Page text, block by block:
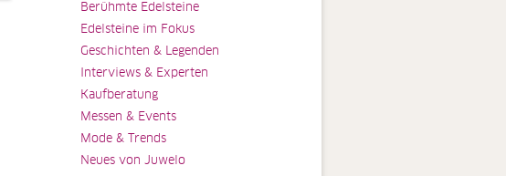
Berühmte Edelsteine
Edelsteine im Fokus
Geschichten & Legenden
Interviews & Experten
Kaufberatung
Messen & Events
Mode & Trends
Neues von Juwelo